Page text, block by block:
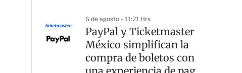
6 de agosto - 11:21 Hrs
PayPal y Ticketmaster
México simplifican la
compra de boletos con